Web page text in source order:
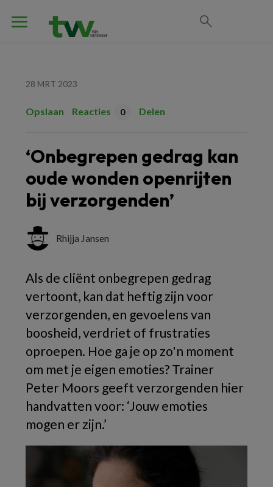
28 MRT 2023
Opslaan Reacties 0 Delen
‘Onbegrepen gedrag kan
oude wonden openrijten
bij verzorgenden’
Rhijja Jansen
Als de cliënt onbegrepen gedrag
vertoont, kan dat heftig zijn voor
verzorgenden, en gevoelens van
boosheid, verdriet of frustraties
oproepen. Hoe ga je op zo'n moment
om met je eigen emoties? Trainer
Peter Moors geeft verzorgenden hier
handvatten voor: ‘Jouw emoties
mogen er zijn.’